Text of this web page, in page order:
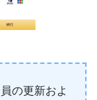
の更新およ